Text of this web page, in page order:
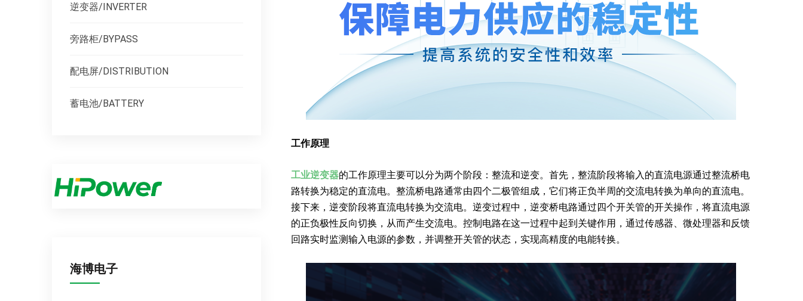
工作原理
工业逆变器的工作原理主要可以分为两个阶段：整流和逆变。首先，整流阶段将输入的直流电源通过整流桥电
路转换为稳定的直流电。整流桥电路通常由四个二极管组成，它们将正负半周的交流电转换为单向的直流电。
接下来，逆变阶段将直流电转换为交流电。逆变过程中，逆变桥电路通过四个开关管的开关操作，将直流电源
的正负极性反向切换，从而产生交流电。控制电路在这一过程中起到关键作用，通过传感器、微处理器和反馈
回路实时监测输入电源的参数，并调整开关管的状态，实现高精度的电能转换。
逆变器/INVERTER
旁路柜/BYPASS
配电屏/DISTRIBUTION
蓄电池/BATTERY
海博电子